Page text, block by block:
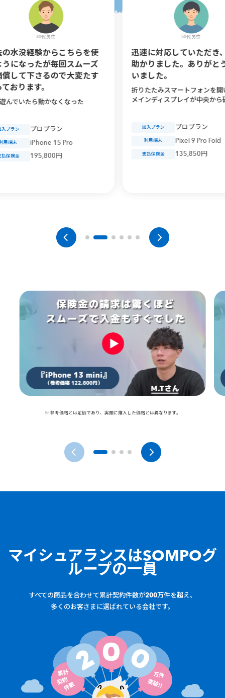
からこちらを使
が毎回スムーズ
るので大変たす
。
かなくなった
プラン
15 Pro
円
迅速に対応していただき、大変
助かりました。ありがとうござ
いました。
折りたたみスマートフォンを開いた際、
メインディスプレイが中央から破損
プロプラン
Pixel 9 Pro Fold
135,850円
※ 参考価格とは定価であり、実際に購入した価格とは異なります。
マイシュアランスはSOMPOグ
ループの一員
すべての商品を合わせて累計契約件数が200万件を超え、
多くのお客さまに選ばれている会社です。